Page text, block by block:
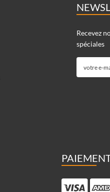
Recevez
spéciales